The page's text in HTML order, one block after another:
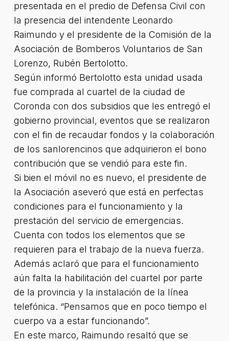
presentada en el predio de Defensa Civil con
la presencia del intendente Leonardo
Raimundo y el presidente de la Comisión de la
Asociación de Bomberos Voluntarios de San
Lorenzo, Rubén Bertolotto.
Según informó Bertolotto esta unidad usada
fue comprada al cuartel de la ciudad de
Coronda con dos subsidios que les entregó el
gobierno provincial, eventos que se realizaron
con el fin de recaudar fondos y la colaboración
de los sanlorencinos que adquirieron el bono
contribución que se vendió para este fin.
Si bien el móvil no es nuevo, el presidente de
la Asociación aseveró que está en perfectas
condiciones para el funcionamiento y la
prestación del servicio de emergencias.
Cuenta con todos los elementos que se
requieren para el trabajo de la nueva fuerza.
Además aclaró que para el funcionamiento
aún falta la habilitación del cuartel por parte
de la provincia y la instalación de la línea
telefónica. “Pensamos que en poco tiempo el
cuerpo va a estar funcionando”.
En este marco, Raimundo resaltó que se